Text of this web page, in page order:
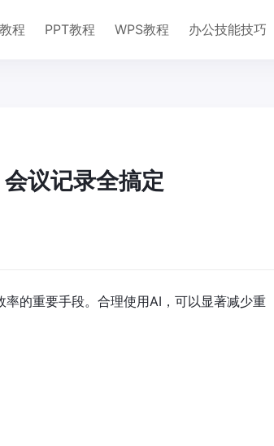
程 PPT教程 WPS教程 办公技能技巧
议记录全搞定
的重要手段。合理使用AI，可以显著减少重